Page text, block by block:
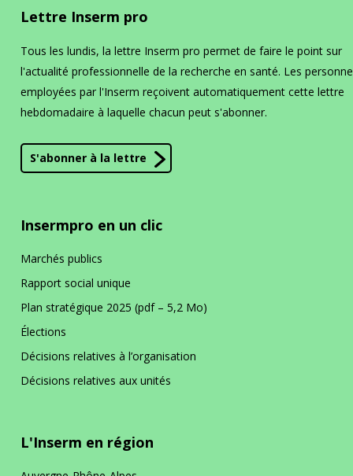
Lettre Inserm pro
Tous les lundis, la lettre Inserm pro permet de faire le point sur
l'actualité professionnelle de la recherche en santé. Les
employées par l'Inserm reçoivent automatiquement cette lettre
hebdomadaire à laquelle chacun peut s'abonner.
S'abonner à la lettre
Insermpro en un clic
Marchés publics
Rapport social unique
Plan stratégique 2025 (pdf – 5,2 Mo)
Élections
Décisions relatives à l’organisation
Décisions relatives aux unités
L'Inserm en région